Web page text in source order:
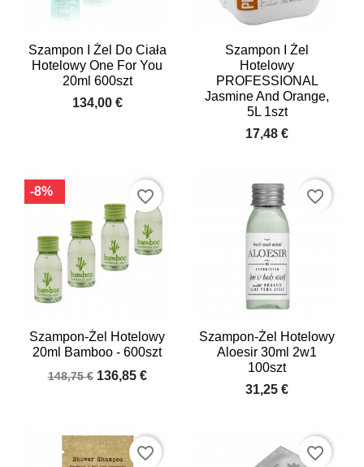
Szampon I Żel Do Ciała
Hotelowy One For You
20ml 600szt
134,00 €
Szampon I Żel
Hotelowy
PROFESSIONAL
Jasmine And Orange,
5L 1szt
17,48 €
Szampon-Żel Hotelowy
20ml Bamboo - 600szt
148,75 € 136,85 €
-8% favorite_border
Szampon-Żel Hotelowy
Aloesir 30ml 2w1
100szt
31,25 €
favorite_border
favorite_border favorite_border